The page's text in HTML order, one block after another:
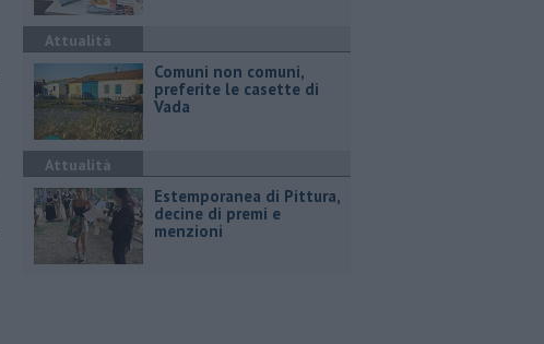
Attualità
Comuni non comuni,
preferite le casette di
Vada
Attualità
Estemporanea di Pittura,
decine di premi e
menzioni